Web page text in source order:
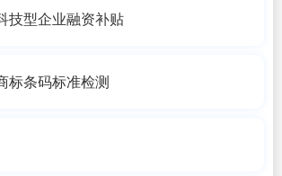
技型企业融资补贴
标条码标准检测